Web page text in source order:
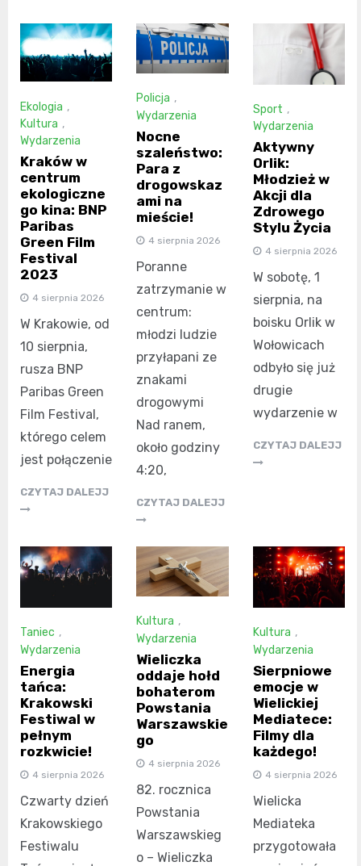
Ekologia ,
Kultura ,
Wydarzenia
Kraków w
centrum
ekologiczne
go kina: BNP
Paribas
Green Film
Festival
2023
4 sierpnia 2026
W Krakowie, od
10 sierpnia,
rusza BNP
Paribas Green
Film Festival,
którego celem
jest połączenie
CZYTAJ DALEJJ
Policja ,
Wydarzenia
Nocne
szaleństwo:
Para z
drogowskaz
ami na
mieście!
4 sierpnia 2026
Poranne
zatrzymanie w
centrum:
młodzi ludzie
przyłapani ze
znakami
drogowymi
Nad ranem,
około godziny
4:20,
CZYTAJ DALEJJ
Sport ,
Wydarzenia
Aktywny
Orlik:
Młodzież w
Akcji dla
Zdrowego
Stylu Życia
4 sierpnia 2026
W sobotę, 1
sierpnia, na
boisku Orlik w
Wołowicach
odbyło się już
drugie
wydarzenie w
CZYTAJ DALEJJ
Taniec ,
Wydarzenia
Energia
tańca:
Krakowski
Festiwal w
pełnym
rozkwicie!
4 sierpnia 2026
Czwarty dzień
Krakowskiego
Festiwalu
Kultura ,
Wydarzenia
Wieliczka
oddaje hołd
bohaterom
Powstania
Warszawskie
go
4 sierpnia 2026
82. rocznica
Powstania
Warszawskieg
o – Wieliczka
Kultura ,
Wydarzenia
Sierpniowe
emocje w
Wielickiej
Mediatece:
Filmy dla
każdego!
4 sierpnia 2026
Wielicka
Mediateka
przygotowała